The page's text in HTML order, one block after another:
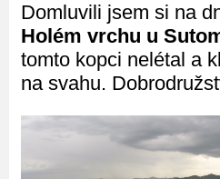
Domluvili jsem si na
Holém vrchu u
tomto kopci nelétal a
na svahu.